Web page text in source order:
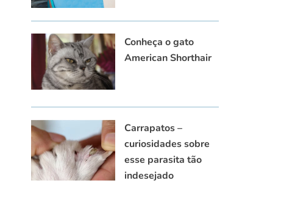
Conheça o gato
American Shorthair
Carrapatos –
curiosidades sobre
esse parasita tão
indesejado